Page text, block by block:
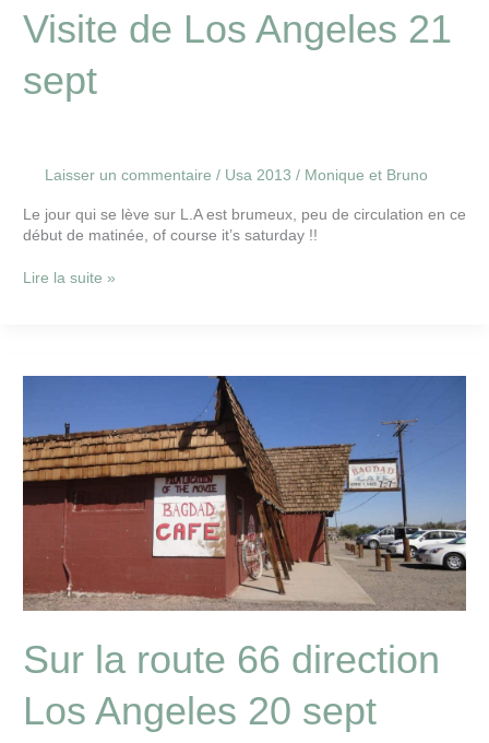
Visite de Los Angeles 21
sept
Laisser un commentaire / Usa 2013 / Monique et Bruno
Le jour qui se lève sur L.A est brumeux, peu de circulation en ce
début de matinée, of course it’s saturday !!
Lire la suite »
Sur la route 66 direction
Los Angeles 20 sept
66
direction
Angeles